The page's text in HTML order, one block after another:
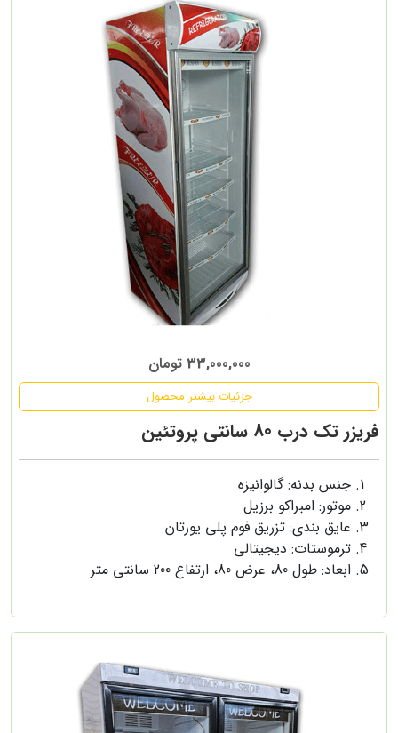
33,000,000 تومان
جزئیات بیشتر محصول
فریزر تک درب 80 سانتی پروتئین
جنس بدنه: گالوانیزه
موتور: امبراکو برزیل
عایق بندی: تزریق فوم پلی یورتان
ترموستات: دیجیتالی
ابعاد: طول 80، عرض 80، ارتفاع 200 سانتی متر